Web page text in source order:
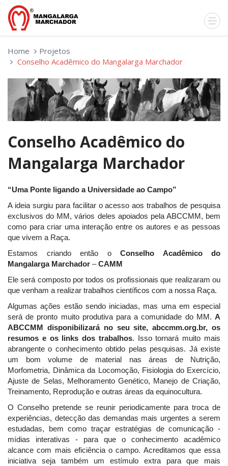
Home
Projetos
Conselho Acadêmico do Mangalarga Marchador
Conselho Acadêmico do
Mangalarga Marchador
“Uma Ponte ligando a Universidade ao Campo”
A ideia surgiu para facilitar o acesso aos trabalhos de pesquisa
exclusivos do MM, vários deles apoiados pela ABCCMM, bem
como para criar uma interação entre os autores e as pessoas
que vivem a Raça.
Estamos criando então o Conselho Acadêmico do
Mangalarga Marchador –CAMM
Ele será composto por todos os profissionais que realizaram ou
que venham a realizar trabalhos científicos com a nossa Raça.
Algumas ações estão sendo iniciadas, mas uma em especial
será de pronto muito produtiva para a comunidade do MM. A
ABCCMM disponibilizará no seu site, abccmm.org.br, os
resumos e os links dos trabalhos. Isso tornará muito mais
abrangente o conhecimento obtido pelas pesquisas. Já existe
um bom volume de material nas áreas de Nutrição,
Morfometria, Dinâmica da Locomoção, Fisiologia do Exercício,
Ajuste de Selas, Melhoramento Genético, Manejo de Criação,
Treinamento, Reprodução e outras áreas da equinocultura.
O Conselho pretende se reunir periodicamente para troca de
experiências, detecção das demandas mais urgentes a serem
estudadas, bem como traçar estratégias de comunicação -
mídias interativas - para que o conhecimento acadêmico
alcance com mais eficiência o campo. Acreditamos que essa
iniciativa seja também um estímulo extra para que mais